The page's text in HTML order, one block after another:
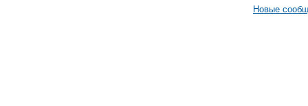
Новые